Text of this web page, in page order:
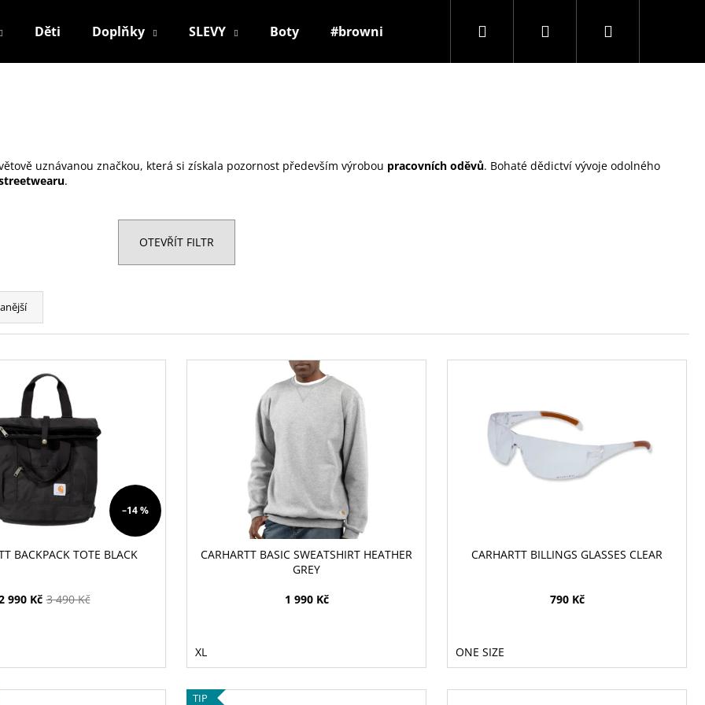
Děti Doplňky SLEVY Boty #brownisthenewblack Kamenná prodejna
Hledat PřihlášeníNákupní
uznávanou značkou, která si získala pozornost především výrobou pracovních oděvů. Bohaté dědictví vývoje odolného
.
OTEVŘÍT FILTR
–14 %
BACKPACK TOTE BLACK
990 Kč 3 490 Kč
CARHARTT BASIC SWEATSHIRT HEATHER
GREY
1 990 Kč
XL
CARHARTT BILLINGS GLASSES CLEAR
790 Kč
ONE SIZE
TIP
Doporučujeme